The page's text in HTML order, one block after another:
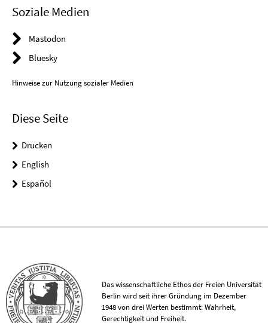
Soziale Medien
Mastodon
Bluesky
Hinweise zur Nutzung sozialer Medien
Diese Seite
Drucken
English
Español
Das wissenschaftliche Ethos der Freien Universität
Berlin wird seit ihrer Gründung im Dezember
1948 von drei Werten bestimmt: Wahrheit,
Gerechtigkeit und Freiheit.